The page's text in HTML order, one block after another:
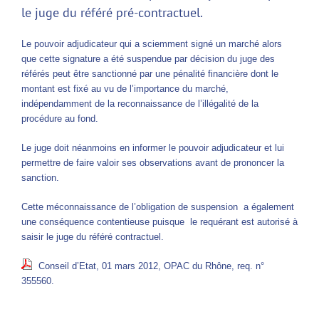
le juge du référé pré-contractuel.
Le pouvoir adjudicateur qui a sciemment signé un marché alors
que cette signature a été suspendue par décision du juge des
référés peut être sanctionné par une pénalité financière dont le
montant est fixé au vu de l’importance du marché,
indépendamment de la reconnaissance de l’illégalité de la
procédure au fond.
Le juge doit néanmoins en informer le pouvoir adjudicateur et lui
permettre de faire valoir ses observations avant de prononcer la
sanction.
Cette méconnaissance de l’obligation de suspension a également
une conséquence contentieuse puisque le requérant est autorisé à
saisir le juge du référé contractuel.
Conseil d’Etat, 01 mars 2012, OPAC du Rhône, req. n°
355560.